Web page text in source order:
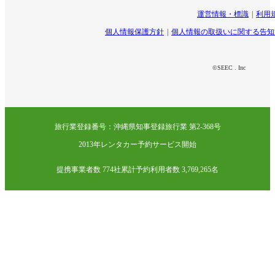
運営情報・標識 利用
個人情報保護方針 個人情報の取扱いに関する告
©SEEC . Inc
旅行業登録番号：沖縄県知事登録旅行業 第2-368号
2013年レンタカー予約サービス開始
提携事業者数 774社累計予約利用者数 3,769,265名